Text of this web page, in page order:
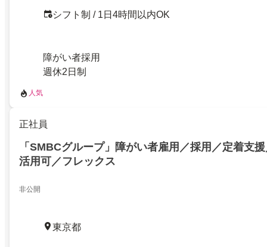
シフト制 / 1日4時間以内OK
障がい者採用
週休2日制
人気
正社員
「SMBCグループ」障がい者雇用／採用／定着支
活用可／フレックス
非公開
東京都